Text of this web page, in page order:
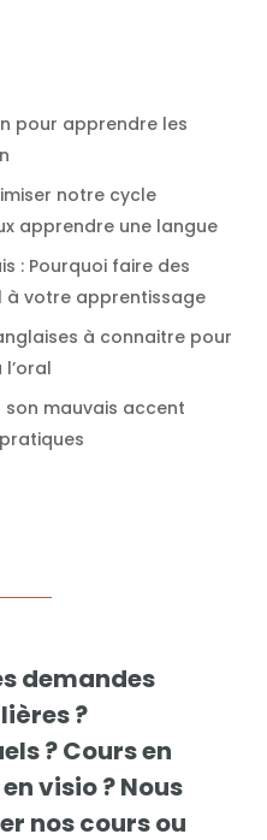
pour apprendre les
notre cycle
apprendre une langue
: Pourquoi faire des
à votre apprentissage
à connaitre pour
mauvais accent
demandes
?
? Cours en
visio ? Nous
nos cours ou